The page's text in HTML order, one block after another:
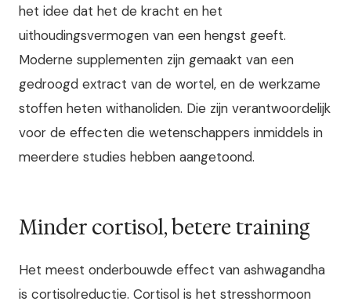
het idee dat het de kracht en het
uithoudingsvermogen van een hengst geeft.
Moderne supplementen zijn gemaakt van een
gedroogd extract van de wortel, en de werkzame
stoffen heten withanoliden. Die zijn verantwoordelijk
voor de effecten die wetenschappers inmiddels in
meerdere studies hebben aangetoond.
Minder cortisol, betere training
Het meest onderbouwde effect van ashwagandha
is cortisolreductie. Cortisol is het stresshormoon